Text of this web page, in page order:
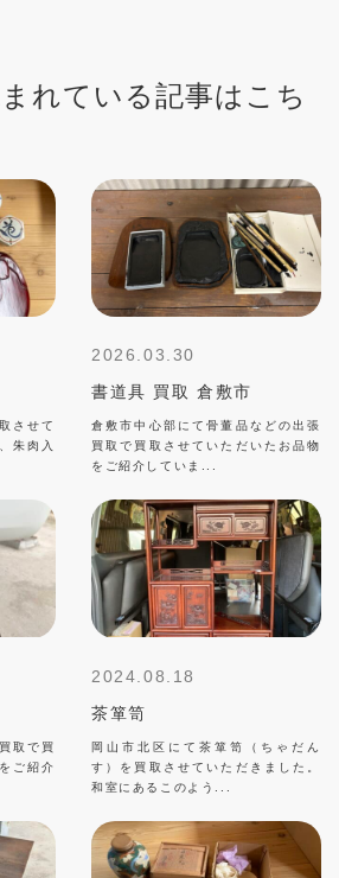
れている記事はこち
させて
朱肉入
2026.03.30
書道具 買取 倉敷市
倉敷市中心部にて骨董品などの出張
買取で買取させていただいたお品物
をご紹介していま...
取で買
ご紹介
2024.08.18
茶箪笥
岡山市北区にて茶箪笥（ちゃだん
す）を買取させていただきました。
和室にあるこのよう...